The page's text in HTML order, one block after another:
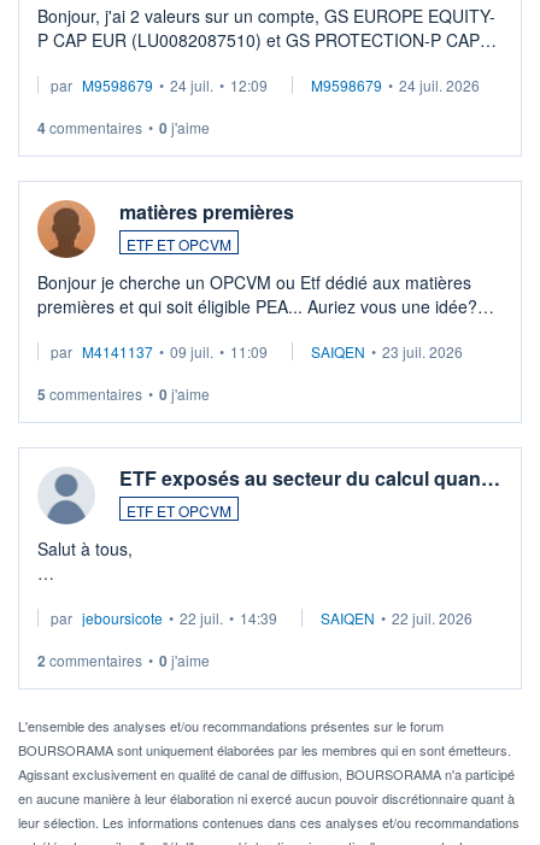
Bonjour, j'ai 2 valeurs sur un compte, GS EUROPE EQUITY-
P CAP EUR (LU0082087510) et GS PROTECTION-P CAP
veux procéder à la vente, on me signale ...
par M9598679 • 24 juil. • 12:09 M9598679 • 24 juil. 2026
4commentaires • 0j'aime
matières premières
ETF ET OPCVM
Bonjour je cherche un OPCVM ou Etf dédié aux matières
premières et qui soit éligible PEA... Auriez vous une idée?
par M4141137 • 09 juil. • 11:09 SAIQEN • 23 juil. 2026
5 commentaires • 0j'aime
ETF exposés au secteur du calcul quan…
ETF ET OPCVM
Salut à tous,
via un ETF plutôt que des actions individuelles.
Idéalement, je voudrais qu'il soit éligible au PEA.
Pour l' ...
par jeboursicote • 22 juil. • 14:39 SAIQEN • 22 juil. 2026
2 commentaires • 0j'aime
L'ensemble des analyses et/ou recommandations présentes sur le forum
BOURSORAMA sont uniquement élaborées par les membres qui en sont émetteurs.
Agissant exclusivement en qualité de canal de diffusion, BOURSORAMA n'a participé
en aucune manière à leur élaboration ni exercé aucun pouvoir discrétionnaire quant à
leur sélection. Les informations contenues dans ces analyses et/ou recommandations